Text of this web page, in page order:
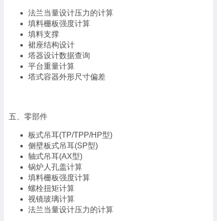
法兰当量设计压力的计算
填料栅板强度计算
填料支撑
裙座结构设计
塔器设计数据查询
平台重量计算
塔式容器外形尺寸偏差
五、零部件
板式吊耳(TP/TPP/HP型)
侧壁板式吊耳(SP型)
轴式吊耳(AX型)
锅炉人孔盖计算
填料栅板强度计算
螺栓扭矩计算
视镜玻璃计算
法兰当量设计压力的计算